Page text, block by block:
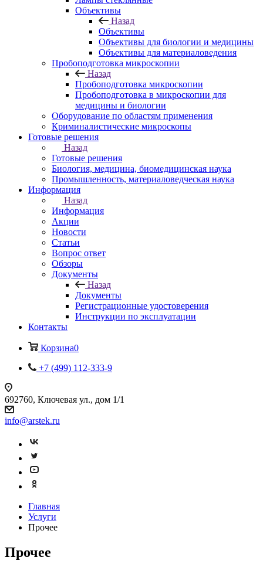
Объективы
Назад
Объективы
Объективы для биологии и медицины
Объективы для материаловедения
Пробоподготовка микроскопии
Назад
Пробоподготовка микроскопии
Пробоподготовка в микроскопии для
медицины и биологии
Оборудование по областям применения
Криминалистические микроскопы
Готовые решения
Назад
Готовые решения
Биология, медицина, биомедицинская наука
Промышленность, материаловедческая наука
Информация
Назад
Информация
Акции
Новости
Статьи
Вопрос ответ
Обзоры
Документы
Назад
Документы
Регистрационные удостоверения
Инструкции по эксплуатации
Контакты
Корзина0
+7 (499) 112-333-9
692760, Ключевая ул., дом 1/1
info@arstek.ru
Главная
Услуги
Прочее
Прочее